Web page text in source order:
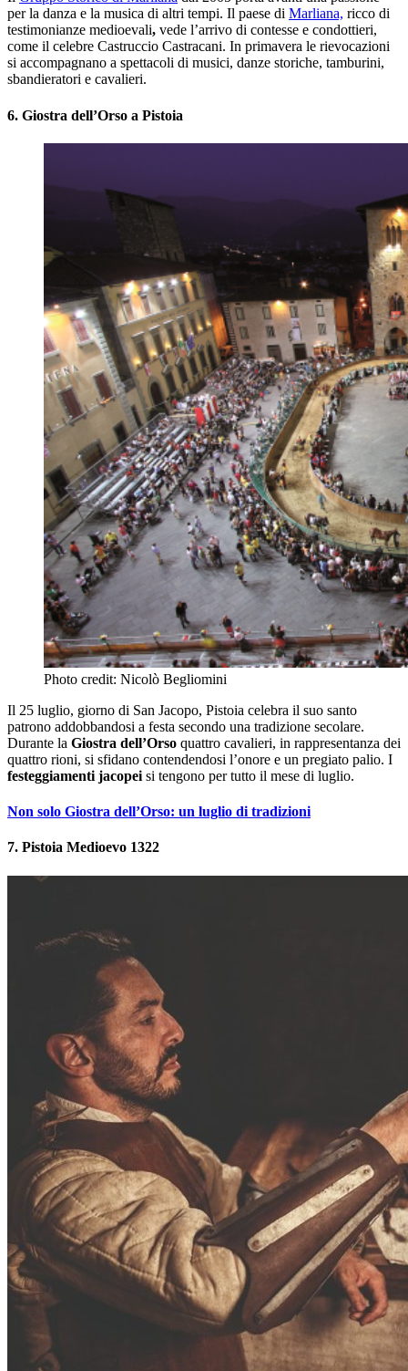
per la danza e la musica di altri tempi. Il paese di Marliana, ricco di
testimonianze medioevali, vede l’arrivo di contesse e condottieri,
come il celebre Castruccio Castracani. In primavera le rievocazioni
si accompagnano a spettacoli di musici, danze storiche, tamburini,
sbandieratori e cavalieri.
6. Giostra dell’Orso a Pistoia
Photo credit: Nicolò Begliomini
Il 25 luglio, giorno di San Jacopo, Pistoia celebra il suo santo
patrono addobbandosi a festa secondo una tradizione secolare.
Durante la Giostra dell’Orso quattro cavalieri, in rappresentanza dei
quattro rioni, si sfidano contendendosi l’onore e un pregiato palio. I
festeggiamenti jacopei si tengono per tutto il mese di luglio.
Non solo Giostra dell’Orso: un luglio di tradizioni
7. Pistoia Medioevo 1322